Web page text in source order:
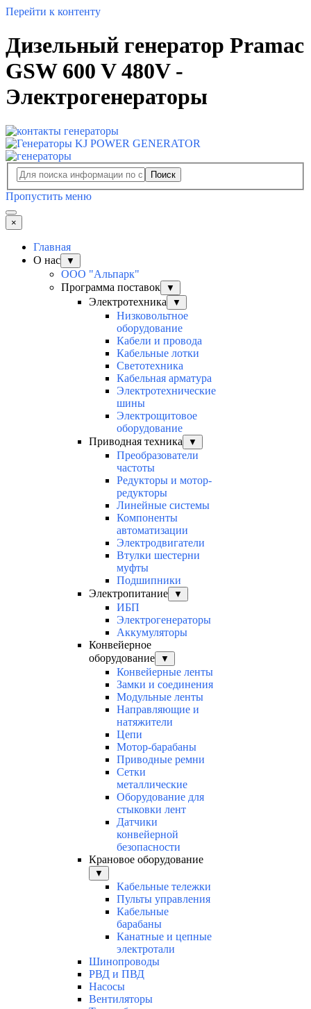
Перейти к контенту
Дизельный генератор Pramac
GSW 600 V 480V -
Электрогенераторы
Поиск
Пропустить меню
×
Главная
О нас
▼
ООО "Альпарк"
Программа поставок
▼
Электротехника ▼
Низковольтное
оборудование
Кабели и провода
Кабельные лотки
Светотехника
Кабельная арматура
Электротехнические
шины
Электрощитовое
оборудование
Приводная техника
▼
Преобразователи
частоты
Редукторы и мотор-
редукторы
Линейные системы
Компоненты
автоматизации
Электродвигатели
Втулки шестерни
муфты
Подшипники
Электропитание
▼
ИБП
Электрогенераторы
Аккумуляторы
Конвейерное
оборудование
▼
Конвейерные ленты
Замки и соединения
Модульные ленты
Направляющие и
натяжители
Цепи
Мотор-барабаны
Приводные ремни
Сетки
металлические
Оборудование для
стыковки лент
Датчики
конвейерной
безопасности
Крановое оборудование
▼
Кабельные тележки
Пульты управления
Кабельные
барабаны
Канатные и цепные
электротали
Шинопроводы
РВД и ПВД
Насосы
Вентиляторы